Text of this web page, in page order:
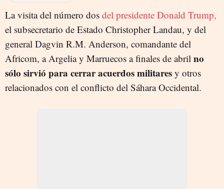
La visita del número dos del presidente Donald Trump,
el subsecretario de Estado Christopher Landau, y del
general Dagvin R.M. Anderson, comandante del
Africom, a Argelia y Marruecos a finales de abril no
sólo sirvió para cerrar acuerdos militares y otros
relacionados con el conflicto del Sáhara Occidental.